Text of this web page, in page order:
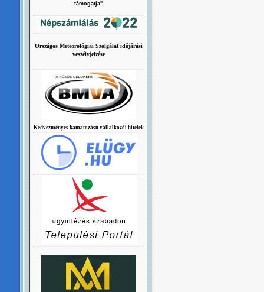
támogatja"
Országos Meteorológiai Szolgálat időjárási
veszélyjelzése
Kedvezményes kamatozású vállalkozói hitelek